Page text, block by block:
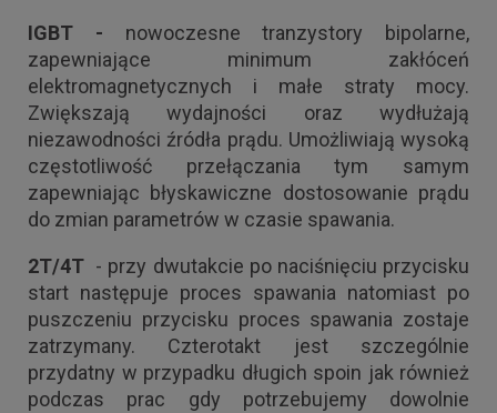
IGBT - nowoczesne tranzystory bipolarne,
zapewniające minimum zakłóceń
elektromagnetycznych i małe straty mocy.
Zwiększają wydajności oraz wydłużają
niezawodności źródła prądu. Umożliwiają wysoką
częstotliwość przełączania tym samym
zapewniając błyskawiczne dostosowanie prądu
do zmian parametrów w czasie spawania.
2T/4T - przy dwutakcie po naciśnięciu przycisku
start następuje proces spawania natomiast po
puszczeniu przycisku proces spawania zostaje
zatrzymany. Czterotakt jest szczególnie
przydatny w przypadku długich spoin jak również
podczas prac gdy potrzebujemy dowolnie